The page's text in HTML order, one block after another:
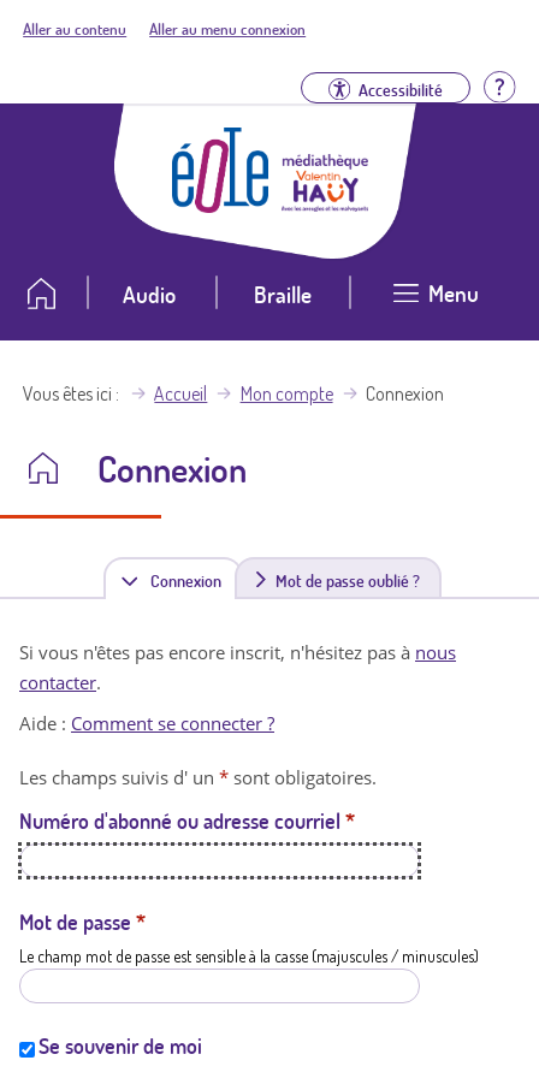
Aller au contenu Aller au menu connexion
Accessibilité
Audio Braille Menu
Vous êtes ici Accueil Mon compte Connexion
Connexion
Connexion(
n
t
a
t
i
Mot de passe oublié ?
Si vous n'êtes pas encore inscrit, n'hésitez pas à nous
contacter.
Aide : Comment se connecter ?
Les champs suivis d' un * sont obligatoires.
Numéro d'abonné ou adresse courriel *
Mot de passe *
Le champ mot de passe est sensible à la casse (majuscules / minuscules)
Se souvenir de moi